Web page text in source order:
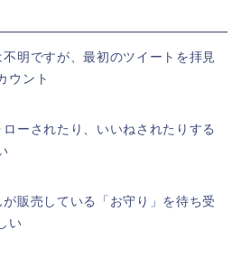
明ですが、最初のツイートを拝見
ウント
ーされたり、いいねされたりする
販売している「お守り」を待ち受
い